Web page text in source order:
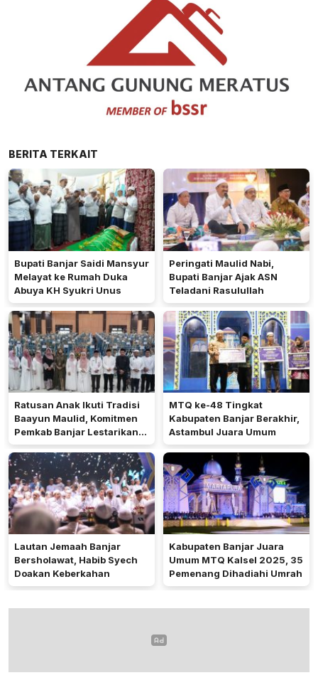
BERITA TERKAIT
Bupati Banjar Saidi Mansyur
Melayat ke Rumah Duka
Abuya KH Syukri Unus
Peringati Maulid Nabi,
Bupati Banjar Ajak ASN
Teladani Rasulullah
Ratusan Anak Ikuti Tradisi
Baayun Maulid, Komitmen
Pemkab Banjar Lestarikan
Budaya Islami
MTQ ke-48 Tingkat
Kabupaten Banjar Berakhir,
Astambul Juara Umum
Lautan Jemaah Banjar
Bersholawat, Habib Syech
Doakan Keberkahan
Kabupaten Banjar Juara
Umum MTQ Kalsel 2025, 35
Pemenang Dihadiahi Umrah